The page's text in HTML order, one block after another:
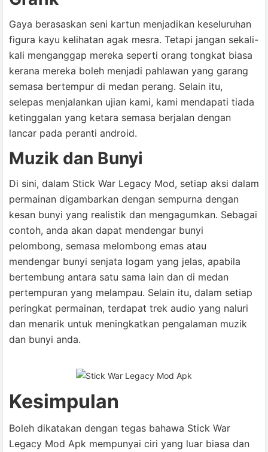
Gaya berasaskan seni kartun menjadikan keseluruhan
figura kayu kelihatan agak mesra. Tetapi jangan sekali-
kali menganggap mereka seperti orang tongkat biasa
kerana mereka boleh menjadi pahlawan yang garang
semasa bertempur di medan perang. Selain itu,
selepas menjalankan ujian kami, kami mendapati tiada
ketinggalan yang ketara semasa berjalan dengan
lancar pada peranti android.
Muzik dan Bunyi
Di sini, dalam Stick War Legacy Mod, setiap aksi dalam
permainan digambarkan dengan sempurna dengan
kesan bunyi yang realistik dan mengagumkan. Sebagai
contoh, anda akan dapat mendengar bunyi
pelombong, semasa melombong emas atau
mendengar bunyi senjata logam yang jelas, apabila
bertembung antara satu sama lain dan di medan
pertempuran yang melampau. Selain itu, dalam setiap
peringkat permainan, terdapat trek audio yang naluri
dan menarik untuk meningkatkan pengalaman muzik
dan bunyi anda.
Kesimpulan
Boleh dikatakan dengan tegas bahawa Stick War
Legacy Mod Apk mempunyai ciri yang luar biasa dan